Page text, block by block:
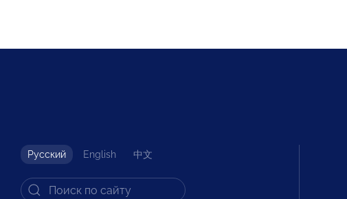
Русский English 中文